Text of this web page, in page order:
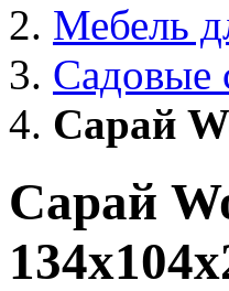
Мебель
Садовые
Сарай
Сарай